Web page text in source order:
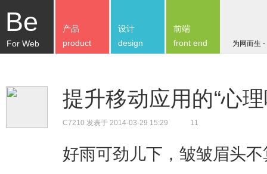
Be
For Web 为网而生
产品
product
设计
design
前端
front end
提升移动应用的“心
C7210 发表于 2014-03-29 15:29 11
好雨可劲儿下，皱皱眉头